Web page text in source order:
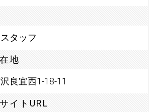
タッフ
地
良宜西1-18-11
イトURL